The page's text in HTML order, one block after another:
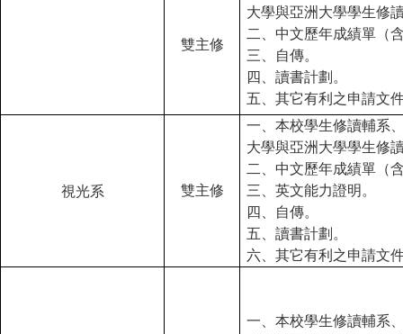
雙主修
大學與亞洲大學學生修
二、中文歷年成績單（
三、自傳。
四、讀書計劃。
五、其它有利之申請文
視光系 雙主修
一、本校學生修讀輔系
大學與亞洲大學學生修
二、中文歷年成績單（
三、英文能力證明。
四、自傳。
五、讀書計劃。
六、其它有利之申請文
一、本校學生修讀輔系